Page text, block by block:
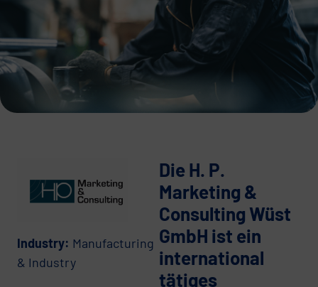
Industry: Manufacturing
& Industry
Die H. P.
Marketing &
Consulting Wüst
GmbH ist ein
international
tätiges